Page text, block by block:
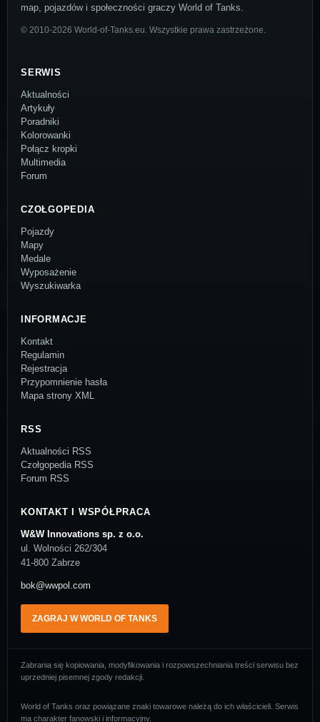
map, pojazdów i społeczności graczy World of Tanks.
© 2010-2026 World-of-Tanks.eu. Wszystkie prawa zastrzeżone.
SERWIS
Aktualności
Artykuły
Poradniki
Kolorowanki
Połącz kropki
Multimedia
Forum
CZOŁGOPEDIA
Pojazdy
Mapy
Medale
Wyposażenie
Wyszukiwarka
INFORMACJE
Kontakt
Regulamin
Rejestracja
Przypomnienie hasła
Mapa strony XML
RSS
Aktualności RSS
Czołgopedia RSS
Forum RSS
KONTAKT I WSPÓŁPRACA
W&W Innovations sp. z o.o.
ul. Wolności 262/304
41-800 Zabrze
bok@wwpol.com
ZAGRAJ W WORLD OF TANKS
Zabrania się kopiowania, modyfikowania i rozpowszechniania treści serwisu bez
uprzedniej pisemnej zgody redakcji.
World of Tanks oraz powiązane znaki towarowe należą do ich właścicieli. Serwis
ma charakter fanowski i informacyjny.